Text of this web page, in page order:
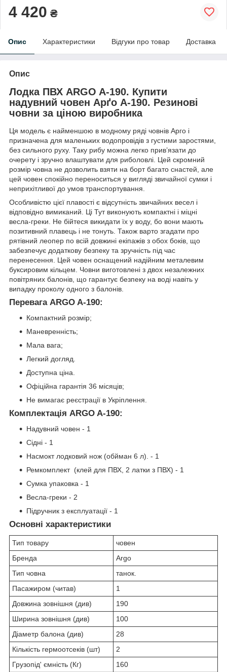
4 420 ₴
Опис Характеристики Відгуки про товар Доставка
Опис
Лодка ПВХ ARGO A-190. Купити
надувний човен Арґо А-190. Резинові
човни за ціною виробника
Ця модель є найменшою в модному ряді човнів Арго і
призначена для маленьких водопровідів з густими заростями,
без сильного руху. Таку рибу можна легко прив’язати до
очерету і зручно влаштувати для риболовлі. Цей скромний
розмір човна не дозволить взяти на борт багато снастей, але
цей човен спокійно переноситься у вигляді звичайної сумки і
неприхітливої до умов транспортування.
Особливістю цієї плавості є відсутність звичайних весел і
відповідно вимиканий. Ці Тут виконують компактні і міцні
весла-греки. Не бійтеся викидати їх у воду, бо вони мають
позитивний плавець і не тонуть. Також варто згадати про
рятівний леопер по всій довжині екіпажів з обох боків, що
забезпечує додаткову безпеку та зручність під час
перенесення. Цей човен оснащений надійним металевим
буксировим кільцем. Човни виготовлені з двох незалежних
повітряних балонів, що гарантує безпеку на воді навіть у
випадку проколу одного з балонів.
Перевага ARGO A-190:
Компактний розмір;
Маневренність;
Мала вага;
Легкий догляд.
Доступна ціна.
Офіційна гарантія 36 місяців;
Не вимагає реєстрації в Укріплення.
Комплектація ARGO A-190:
Надувний човен - 1
Сідні - 1
Насмокт лодковий нож (обйман 6 л). - 1
Ремкомплект (клей для ПВХ, 2 латки з ПВХ) - 1
Сумка упаковка - 1
Весла-греки - 2
Підручник з експлуатації - 1
Основні характеристики
Тип товару
човен
Бренда
Argo
Тип човна
танок.
Пасажиром (читав)
1
Довжина зовнішня (див)
190
Ширина зовнішня (див)
100
Діаметр балона (див)
28
Кількість гермоотсеків (шт)
2
Грузопід' ємність (Кг)
160